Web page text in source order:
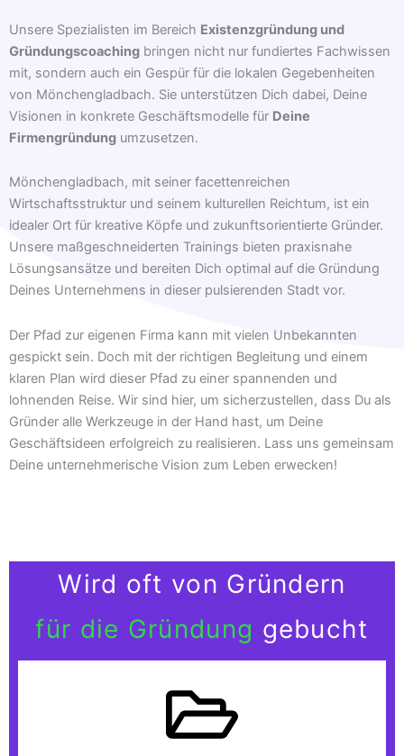
Unsere Spezialisten im Bereich Existenzgründung und
Gründungscoaching bringen nicht nur fundiertes Fachwissen
mit, sondern auch ein Gespür für die lokalen Gegebenheiten
von Mönchengladbach. Sie unterstützen Dich dabei, Deine
Visionen in konkrete Geschäftsmodelle für Deine
Firmengründung umzusetzen.
Mönchengladbach, mit seiner facettenreichen
Wirtschaftsstruktur und seinem kulturellen Reichtum, ist ein
idealer Ort für kreative Köpfe und zukunftsorientierte Gründer.
Unsere maßgeschneiderten Trainings bieten praxisnahe
Lösungsansätze und bereiten Dich optimal auf die Gründung
Deines Unternehmens in dieser pulsierenden Stadt vor.
Der Pfad zur eigenen Firma kann mit vielen Unbekannten
gespickt sein. Doch mit der richtigen Begleitung und einem
klaren Plan wird dieser Pfad zu einer spannenden und
lohnenden Reise. Wir sind hier, um sicherzustellen, dass Du als
Gründer alle Werkzeuge in der Hand hast, um Deine
Geschäftsideen erfolgreich zu realisieren. Lass uns gemeinsam
Deine unternehmerische Vision zum Leben erwecken!
Wird oft von Gründern
für die Gründung gebucht